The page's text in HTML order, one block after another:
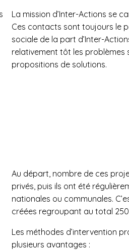
La mission d’Inter-Actions se
Ces contacts sont toujours le
sociale de la part d’Inter-
relativement tôt les problèmes
propositions de solutions.
Au départ, nombre de ces
privés, puis ils ont été
nationales ou communales.
créées regroupant au total
Les méthodes d’intervention
plusieurs avantages :